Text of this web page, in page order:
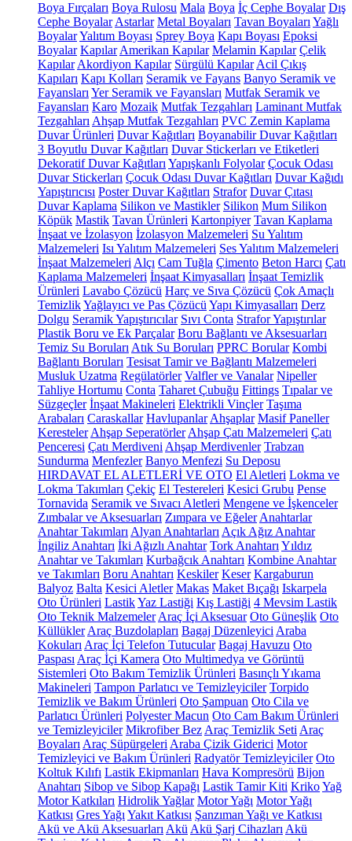
Boya Fırçaları Boya Rulosu Mala Boya İç Cephe Boyalar Dış
Cephe Boyalar Astarlar Metal Boyaları Tavan Boyaları Yağlı
BoyalarYalıtım Boyası Sprey Boya Kapı Boyası Epoksi
Boyalar Kapılar Amerikan Kapılar Melamin Kapılar Çelik
Kapılar Akordiyon Kapılar Sürgülü Kapılar Acil Çıkış
Kapıları Kapı Kolları Seramik ve Fayans Banyo Seramik ve
Fayansları Yer Seramik ve Fayansları Mutfak Seramik ve
Fayansları Karo Mozaik Mutfak Tezgahları Laminant Mutfak
Tezgahları Ahşap Mutfak Tezgahları PVC Zemin Kaplama
Duvar Ürünleri Duvar Kağıtları Boyanabilir Duvar Kağıtları
3 Boyutlu Duvar Kağıtları Duvar Stickerları ve Etiketleri
Dekoratif Duvar Kağıtları Yapışkanlı Folyolar Çocuk Odası
Duvar Stickerları Çocuk Odası Duvar Kağıtları Duvar Kağıdı
Yapıştırıcısı Poster Duvar Kağıtları Strafor Duvar Çıtası
Duvar Kaplama Silikon ve Mastikler Silikon Mum Silikon
Köpük Mastik Tavan Ürünleri Kartonpiyer Tavan Kaplama
İnşaat ve İzolasyon İzolasyon Malzemeleri Su Yalıtım
Malzemeleri Isı Yalıtım Malzemeleri Ses Yalıtım Malzemeleri
İnşaat Malzemeleri Alçı Cam Tuğla Çimento Beton Harcı Çatı
Kaplama Malzemeleri İnşaat Kimyasalları İnşaat Temizlik
Ürünleri Lavabo Çözücü Harç ve Sıva Çözücü Çok Amaçlı
TemizlikYağlayıcı ve Pas Çözücü Yapı Kimyasalları Derz
Dolgu Seramik Yapıştırıcılar Sıvı Conta Strafor Yapıştırılar
Plastik Boru ve Ek Parçalar Boru Bağlantı ve Aksesuarları
Temiz Su Boruları Atık Su Boruları PPRC Borular Kombi
Bağlantı Boruları Tesisat Tamir ve Bağlantı Malzemeleri
Musluk Uzatma Regülatörler Valfler ve Vanalar Nipeller
Tahliye Hortumu Conta Taharet Çubuğu Fittings Tıpalar ve
Süzgeçler İnşaat Makineleri Elektrikli Vinçler Taşıma
Arabaları Caraskallar Havlupanlar Ahşaplar Masif Paneller
Keresteler Ahşap Seperatörler Ahşap Çatı Malzemeleri Çatı
Penceresi Çatı Merdiveni Ahşap Merdivenler Trabzan
Sundurma Menfezler Banyo Menfezi Su Deposu
HIRDAVAT EL ALETLERİ VE OTO El Aletleri Lokma ve
Lokma Takımları Çekiç El Testereleri Kesici Grubu Pense
Tornavida Seramik ve Sıvacı Aletleri Mengene ve İşkenceler
Zımbalar ve Aksesuarları Zımpara ve Eğeler Anahtarlar
Anahtar Takımları Alyan Anahtarları Açık Ağız Anahtar
İngiliz Anahtarı İki Ağızlı Anahtar Tork Anahtarı Yıldız
Anahtar ve Takımları Kurbağcık Anahtarı Kombine Anahtar
ve Takımları Boru Anahtarı Keskiler Keser Kargaburun
Balyoz Balta Kesici Aletler Makas Maket Bıçağı Iskarpela
Oto Ürünleri LastikYaz Lastiği Kış Lastiği 4 Mevsim Lastik
Oto Teknik Malzemeler Araç İçi Aksesuar Oto Güneşlik Oto
Küllükler Araç Buzdolapları Bagaj Düzenleyici Araba
Kokuları Araç İçi Telefon Tutucular Bagaj Havuzu Oto
Paspası Araç İçi Kamera Oto Multimedya ve Görüntü
Sistemleri Oto Bakım Temizlik Ürünleri Basınçlı Yıkama
Makineleri Tampon Parlatıcı ve Temizleyiciler Torpido
Temizlik ve Bakım Ürünleri Oto Şampuan Oto Cila ve
Parlatıcı Ürünleri Polyester Macun Oto Cam Bakım Ürünleri
ve Temizleyiciler Mikrofiber Bez Araç Temizlik Seti Araç
Boyaları Araç Süpürgeleri Araba Çizik Giderici Motor
Temizleyici ve Bakım Ürünleri Radyatör Temizleyiciler Oto
Koltuk Kılıfı Lastik Ekipmanları Hava Kompresörü Bijon
Anahtarı Sibop ve Sibop Kapağı Lastik Tamir Kiti KrikoYağ
Motor Katkıları Hidrolik Yağlar Motor Yağı Motor Yağı
Katkısı Gres Yağı Yakıt Katkısı Şanzıman Yağı ve Katkısı
Akü ve Akü Aksesuarları Akü Akü Şarj Cihazları Akü